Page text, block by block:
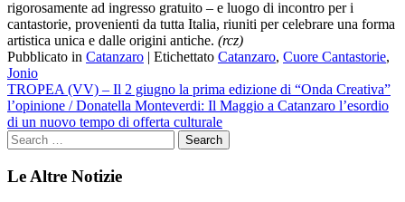
rigorosamente ad ingresso gratuito – e luogo di incontro per i
cantastorie, provenienti da tutta Italia, riuniti per celebrare una forma
artistica unica e dalle origini antiche. (rcz)
Pubblicato in Catanzaro | Etichettato Catanzaro, Cuore Cantastorie,
Jonio
Navigazione
articoli
TROPEA (VV) – Il 2 giugno la prima edizione di “Onda Creativa”
l’opinione / Donatella Monteverdi: Il Maggio a Catanzaro l’esordio
di un nuovo tempo di offerta culturale
Le Altre Notizie